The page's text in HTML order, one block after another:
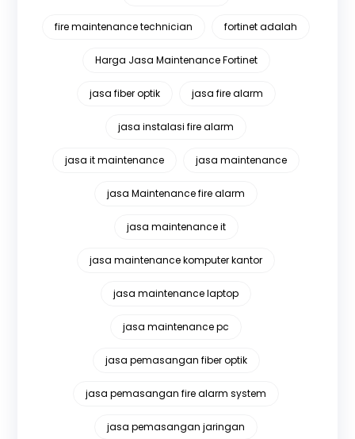
fire maintenance technician fortinet adalah
Harga Jasa Maintenance Fortinet
jasa fiber optik jasa fire alarm
jasa instalasi fire alarm
jasa it maintenance jasa maintenance
jasa Maintenance fire alarm
jasa maintenance it
jasa maintenance komputer kantor
jasa maintenance laptop
jasa maintenance pc
jasa pemasangan fiber optik
jasa pemasangan fire alarm system
jasa pemasangan jaringan